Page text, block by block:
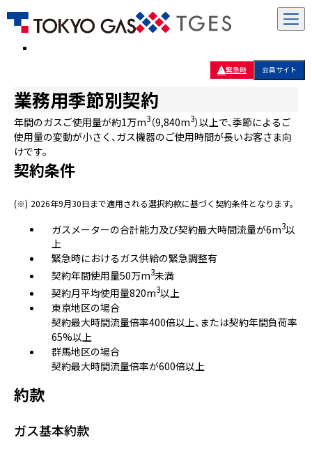
緊急時 会員サイト
業務用季節別契約
年間のガスご使用量が約1万m3（9,840m3）以上で、季節によるご
使用量の変動が小さく、ガス機器のご使用時間が長いお客さま向
けです。
契約条件
(※) 2026年9月30日まで適用される選択約款に基づく契約条件となります。
ガスメーターの合計能力及び契約最大時間流量が6m3以
上
緊急時におけるガス供給の緊急調整有
契約年間使用量50万m3未満
契約月平均使用量820m3以上
東京地区の場合
契約最大時間流量倍率400倍以上、または契約年間負荷率
65%以上
群馬地区の場合
契約最大時間流量倍率が600倍以上
約款
ガス基本約款